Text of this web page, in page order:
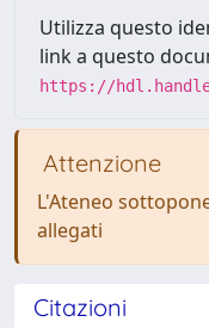
Utilizza questo
link a questo
https://
Attenzione
L'Ateneo
allegati
Citazioni